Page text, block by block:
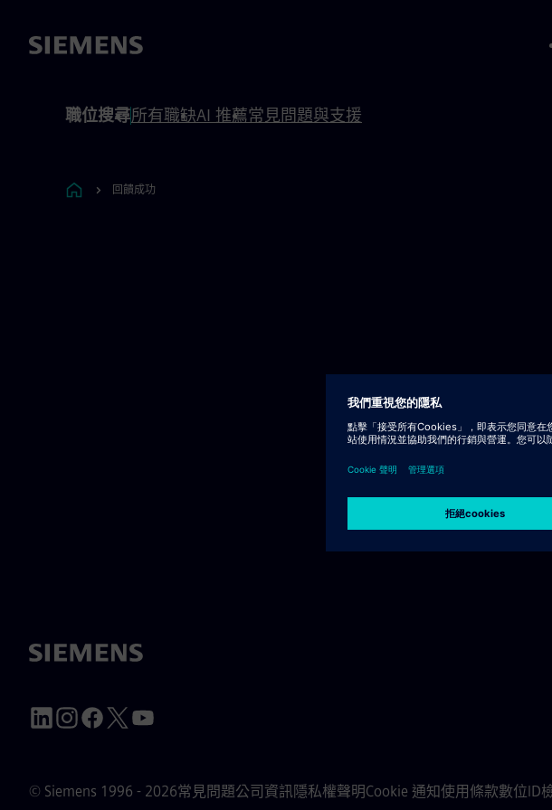
職位搜尋所有職缺AI 推薦常見問題與支援
回饋成功
© Siemens 1996 - 2026常見問題公司資訊隱私權聲明Cookie 通知使用條款數位ID